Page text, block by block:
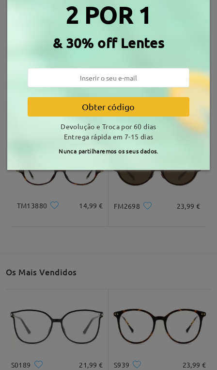
tempo de envio
7-15 dias úteis
detalhes
Armações Similares
18,99 € M67249
TM13880 14,99 € FM2698 23,99 €
Os Mais Vendidos
S0189 21,99 € S939 23,99 €
2 POR 1
& 30% off Lentes
Obter código
Devolução e Troca por 60 dias
Entrega rápida em 7-15 dias
Nunca partilharemos os seus dados.